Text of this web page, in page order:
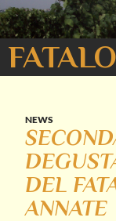
Cerca
VAI
NEWS
DEL
ANNATE